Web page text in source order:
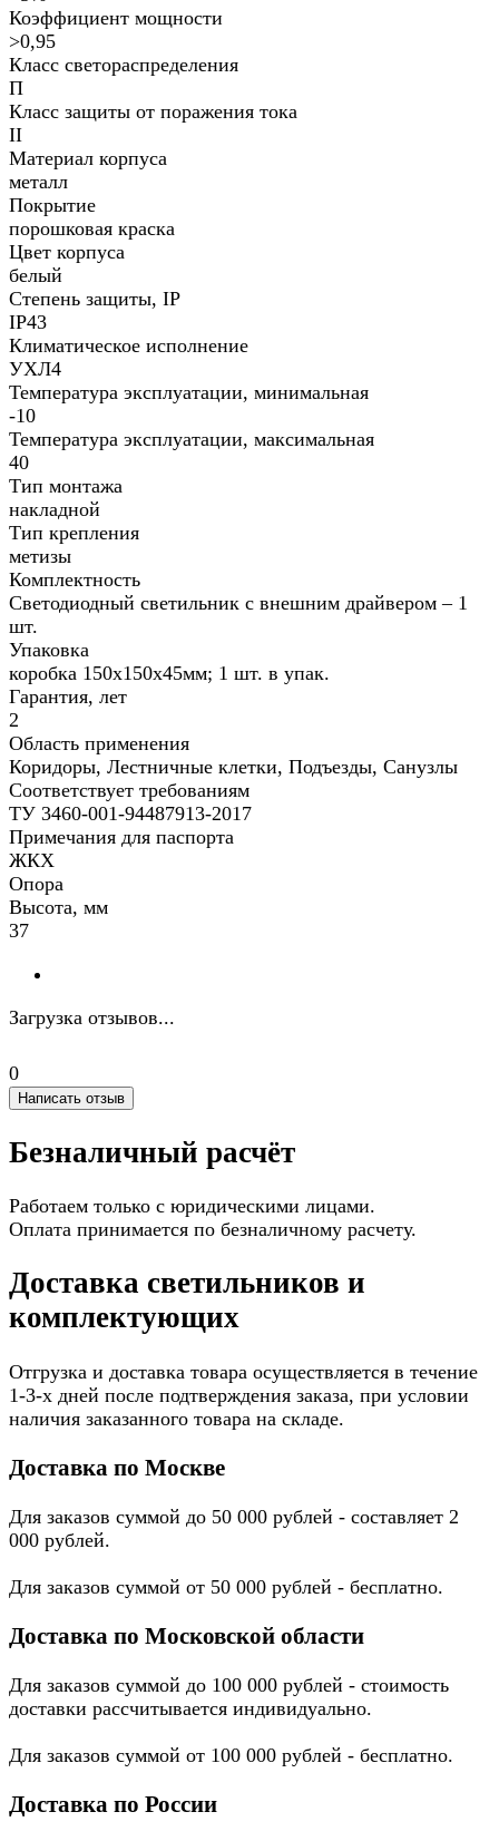
Коэффициент мощности
>0,95
Класс светораспределения
П
Класс защиты от поражения тока
II
Материал корпуса
металл
Покрытие
порошковая краска
Цвет корпуса
белый
Степень защиты, IP
IP43
Климатическое исполнение
УХЛ4
Температура эксплуатации, минимальная
-10
Температура эксплуатации, максимальная
40
Тип монтажа
накладной
Тип крепления
метизы
Комплектность
Светодиодный светильник с внешним драйвером – 1
шт.
Упаковка
коробка 150х150х45мм; 1 шт. в упак.
Гарантия, лет
2
Область применения
Коридоры, Лестничные клетки, Подъезды, Санузлы
Соответствует требованиям
ТУ 3460-001-94487913-2017
Примечания для паспорта
ЖКХ
Опора
Высота, мм
37
Загрузка отзывов...
0
Написать отзыв
Безналичный расчёт
Работаем только с юридическими лицами.
Оплата принимается по безналичному расчету.
Доставка светильников и
комплектующих
Отгрузка и доставка товара осуществляется в течение
1-3-х дней после подтверждения заказа, при условии
наличия заказанного товара на складе.
Доставка по Москве
Для заказов суммой до 50 000 рублей - составляет 2
000 рублей.
Для заказов суммой от 50 000 рублей - бесплатно.
Доставка по Московской области
Для заказов суммой до 100 000 рублей - стоимость
доставки рассчитывается индивидуально.
Для заказов суммой от 100 000 рублей - бесплатно.
Доставка по России